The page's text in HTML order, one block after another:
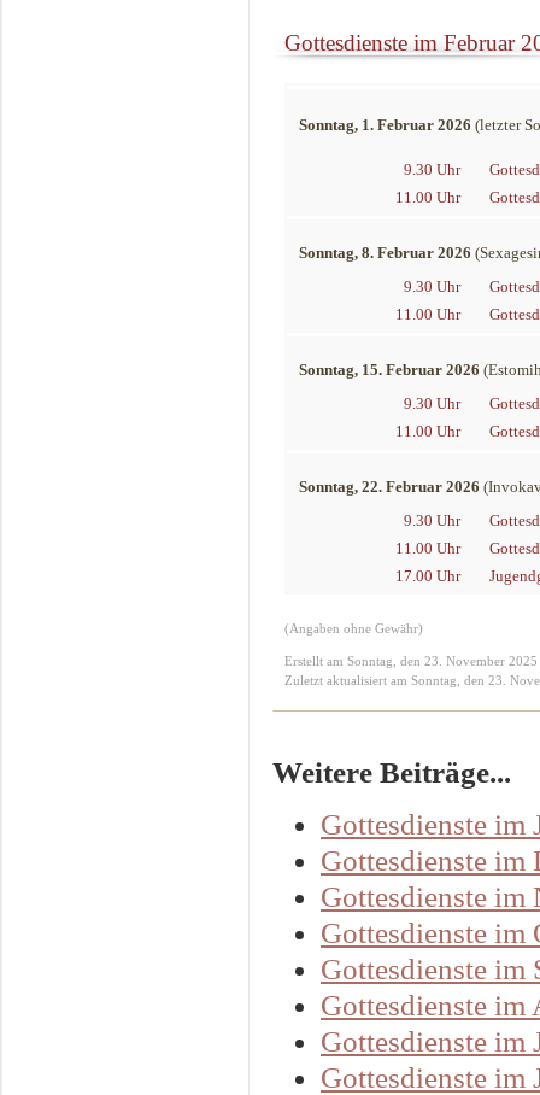
Gottesdienste im Februar
Sonntag, 1. Februar 2026 (letzter
9.30 Uhr
11.00 Uhr
Sonntag, 8. Februar 2026
9.30 Uhr
11.00 Uhr
Sonntag, 15. Februar 2026
9.30 Uhr
11.00 Uhr
Sonntag, 22. Februar 2026
9.30 Uhr
11.00 Uhr
17.00 Uhr
(Angaben ohne Gewähr)
Erstellt am Sonntag, den 23. November 2025
Zuletzt aktualisiert am Sonntag, den 23.
Weitere Beiträge...
Gottesdienste im
Gottesdienste im
Gottesdienste im
Gottesdienste im
Gottesdienste im
Gottesdienste im
Gottesdienste im
Gottesdienste im